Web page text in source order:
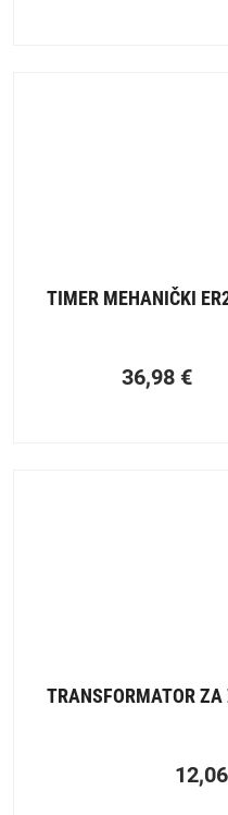
TIMER MEHANIČKI
36,98 €
TRANSFORMATOR
12,06